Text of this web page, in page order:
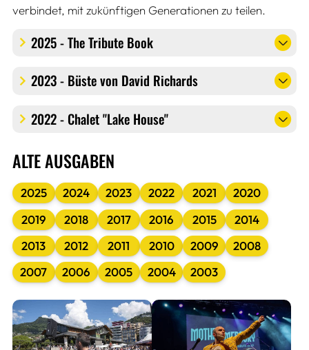
verbindet, mit zukünftigen Generationen zu teilen.
2025 - The Tribute Book
2023 - Büste von David Richards
2022 - Chalet "Lake House"
ALTE AUSGABEN
2025 2024 2023 2022 2021
2020
2019
2018 2017 2016 2015
2014
2013
2012 2011 2010 2009
2008
2007
2006 2005 2004 2003